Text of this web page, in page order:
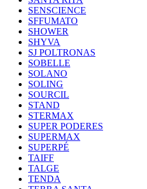
SENSCIENCE
SFFUMATO
SHOWER
SHYVA
SJ POLTRONAS
SOBELLE
SOLANO
SOLING
SOURCIL
STAND
STERMAX
SUPER PODERES
SUPERMAX
SUPERPÉ
TAIFF
TALGE
TENDA